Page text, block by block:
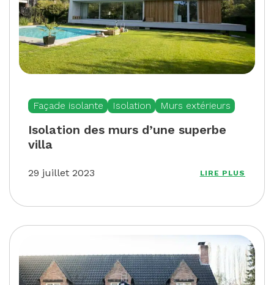
Façade isolante Isolation Murs extérieurs
Isolation des murs d’une superbe
villa
29 juillet 2023 LIRE PLUS